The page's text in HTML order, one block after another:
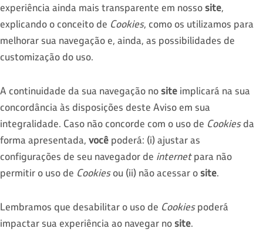
experiência ainda mais transparente em nosso site,
explicando o conceito de Cookies, como os utilizamos para
melhorar sua navegação e, ainda, as possibilidades de
customização do uso.
A continuidade da sua navegação no site implicará na sua
concordância às disposições deste Aviso em sua
integralidade. Caso não concorde com o uso de Cookiesda
forma apresentada, você poderá: (i) ajustar as
configurações de seu navegador de internetpara não
permitir o uso de Cookiesou (ii) não acessar o site.
Lembramos que desabilitar o uso de Cookiespoderá
impactar sua experiência ao navegar no site.